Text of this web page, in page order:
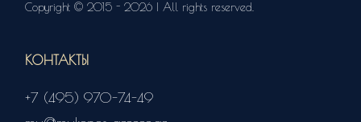
Copyright © 2015 - 2026 | All rights reserved.
КОНТАКТЫ
+7 (495) 970-74-49